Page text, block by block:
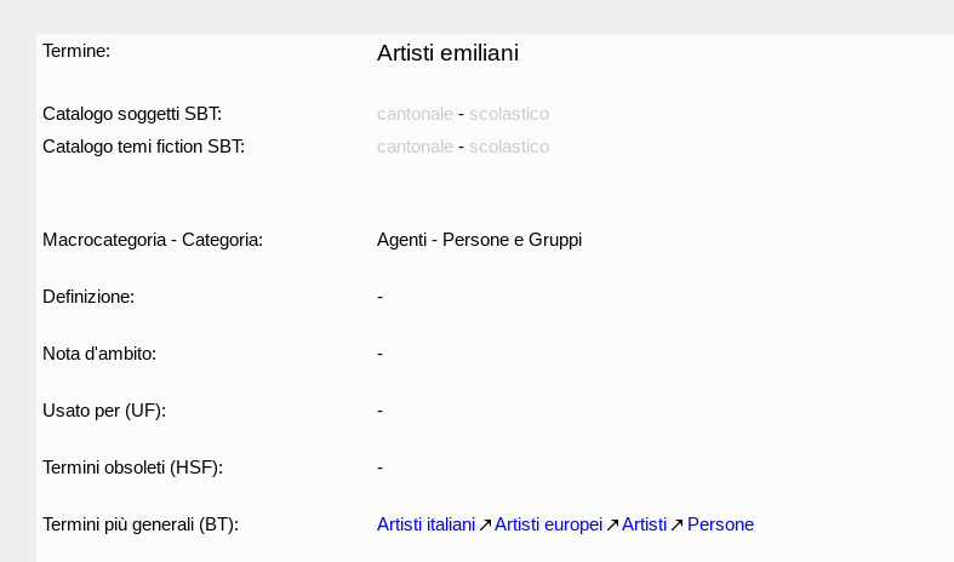
Termine: Artisti emiliani
Catalogo soggetti SBT: cantonale - scolastico
Catalogo temi fiction SBT:
cantonale - scolastico
Macrocategoria - Categoria: Agenti - Persone e Gruppi
Definizione: -
Nota d'ambito: -
Usato per (UF): -
Termini obsoleti (HSF): -
Termini più generali (BT): Artisti italiani Artisti europei Artisti Persone